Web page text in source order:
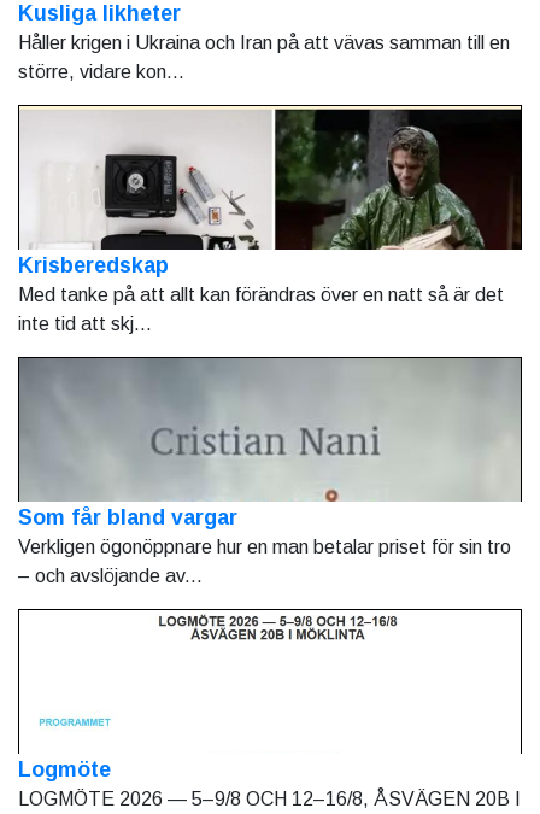
Kusliga likheter
Håller krigen i Ukraina och Iran på att vävas samman till en
större, vidare kon...
Krisberedskap
Med tanke på att allt kan förändras över en natt så är det
inte tid att skj...
Som får bland vargar
Verkligen ögonöppnare hur en man betalar priset för sin tro
– och avslöjande av...
Logmöte
LOGMÖTE 2026 — 5–9/8 OCH 12–16/8, ÅSVÄGEN 20B I